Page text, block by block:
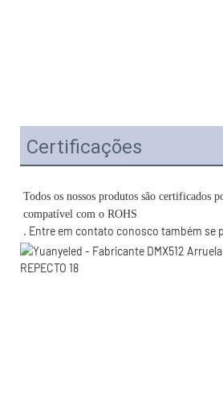
Certificações
Todos os nossos produtos são certificados
. Entre em contato conosco também se